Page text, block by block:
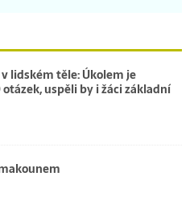
lidském těle: Úkolem je
uspěli by i žáci základní